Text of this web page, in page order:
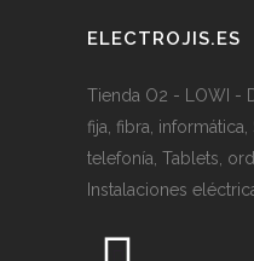
ELECTROJIS.ES
Tienda O2 - LOWI -
fija, fibra,
telefonía, Tablets,
Instalaciones